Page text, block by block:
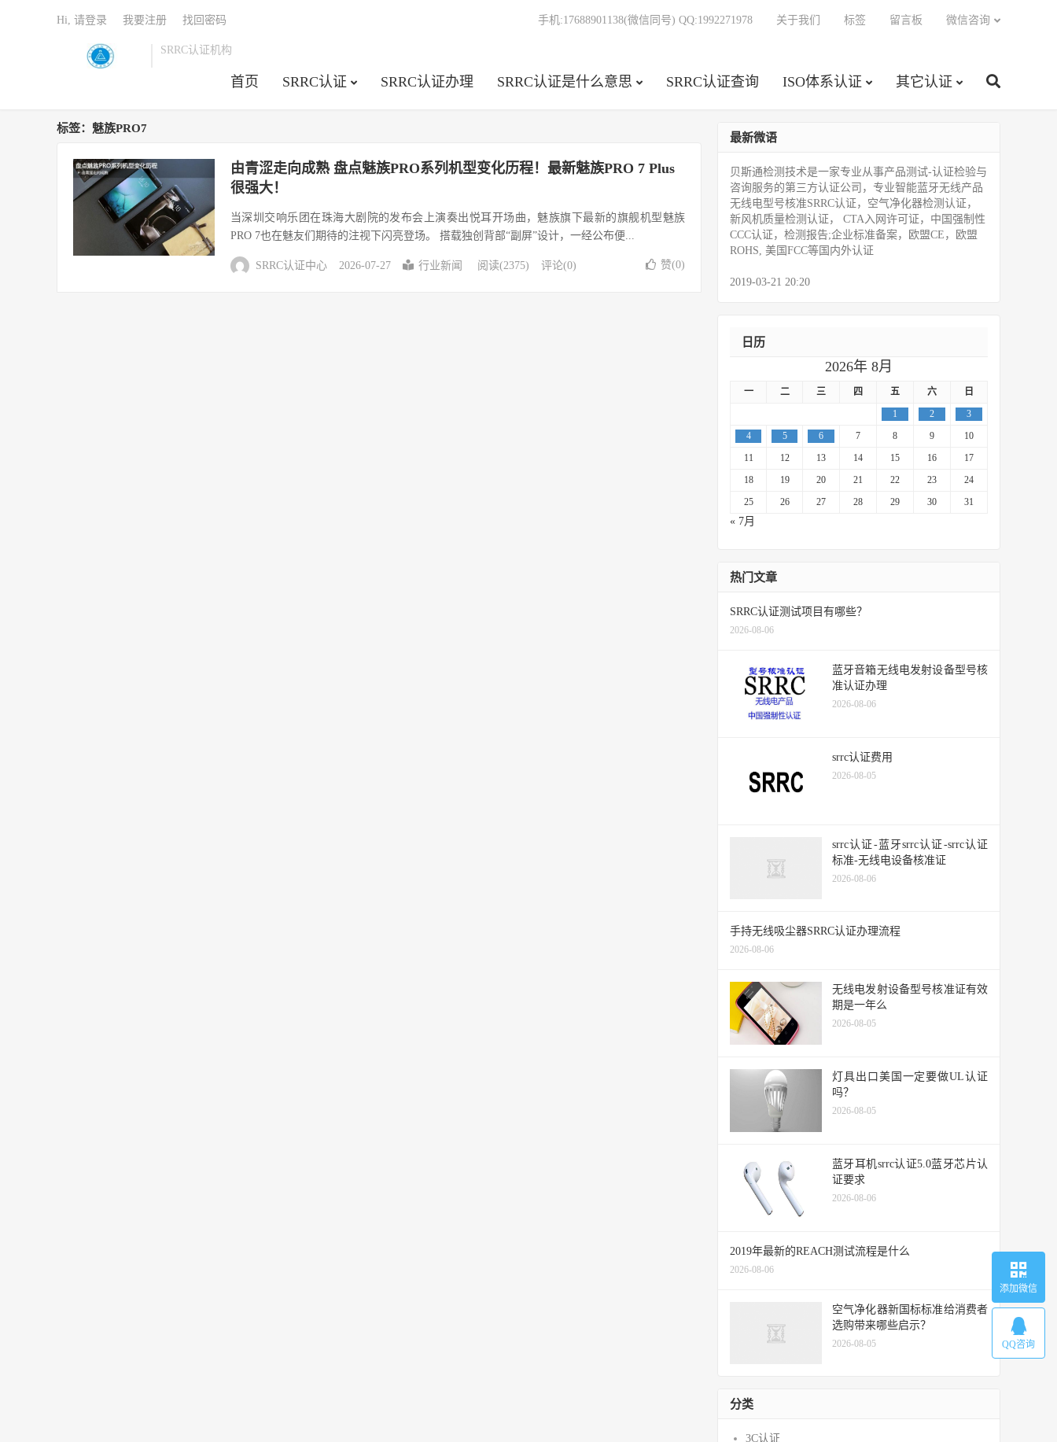
SRRC认证机构
首页 SRRC认证 SRRC认证办理 SRRC认证是什么意思 SRRC认证查询 ISO体系认证 其它认证
手机:17688901138(微信同号) QQ:1992271978 关于我们 标签 留言板 微信咨询
Hi, 请登录 我要注册 找回密码
标签：魅族PRO7
由青涩走向成熟 盘点魅族PRO系列机型变化历程！最新魅族PRO 7 Plus
很强大！
当深圳交响乐团在珠海大剧院的发布会上演奏出悦耳开场曲，魅族旗下最新的旗舰机型魅族
PRO 7也在魅友们期待的注视下闪亮登场。 搭载独创背部“副屏”设计，一经公布便...
SRRC认证中心 2026-07-27 行业新闻 阅读(2375) 评论(0) 赞(0)
最新微语
贝斯通检测技术是一家专业从事产品测试­-认证检验与
咨询服务的第三方认证公司，专业智能蓝牙无线产品
无线电型号核准SRRC认证，空气净化器检测认证，
新风机质量检测认证， CTA入网许可证，中国强制性
CCC认证，检测报告;企业标准备案，欧盟CE，欧盟
ROHS, 美国FCC等国内外认证
2019-03-21 20:20
日历
2026年 8月
一 二 三 四 五 六
日
1
2
3
4
5 6 7 8 9
10
11
12 13 14 15 16
17
18
19 20 21 22 23
24
25
26 27 28 29 30 31
« 7月
热门文章
SRRC认证测试项目有哪些？
2026-08-06
蓝牙音箱无线电发射设备型号核
准认证办理
2026-08-06
srrc认证费用
2026-08-05
srrc认证-蓝牙srrc认证-srrc认证
标准-无线电设备核准证
2026-08-06
手持无线吸尘器SRRC认证办理流程
2026-08-06
无线电发射设备型号核准证有效
期是一年么
2026-08-05
灯具出口美国一定要做UL认证
吗？
2026-08-05
蓝牙耳机srrc认证5.0蓝牙芯片认
证要求
2026-08-06
2019年最新的REACH测试流程是什么
2026-08-06
空气净化器新国标标准给消费者
选购带来哪些启示？
2026-08-05
分类
3C认证
添加微信
QQ咨询